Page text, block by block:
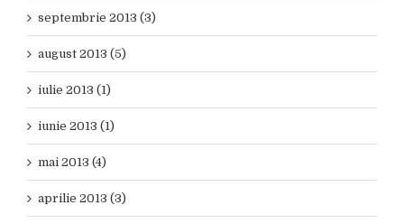
septembrie 2013 (3)
august 2013 (5)
iulie 2013 (1)
iunie 2013 (1)
mai 2013 (4)
aprilie 2013 (3)